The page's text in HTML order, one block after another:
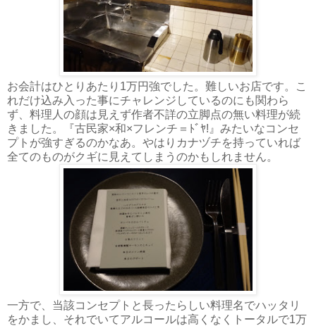
お会計はひとりあたり1万円強でした。難しいお店です。こ
れだけ込み入った事にチャレンジしているのにも関わら
ず、料理人の顔は見えず作者不詳の立脚点の無い料理が続
きました。『古民家×和×フレンチ＝ﾄﾞﾔ!』みたいなコンセ
プトが強すぎるのかなあ。やはりカナヅチを持っていれば
全てのものがクギに見えてしまうのかもしれません。
一方で、当該コンセプトと長ったらしい料理名でハッタリ
をかまし、それでいてアルコールは高くなくトータルで1万